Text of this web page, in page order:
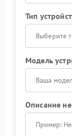
Тип
Выберите
Модель
Описание